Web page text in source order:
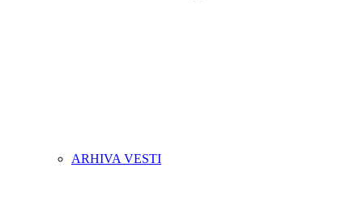
ARHIVA VESTI